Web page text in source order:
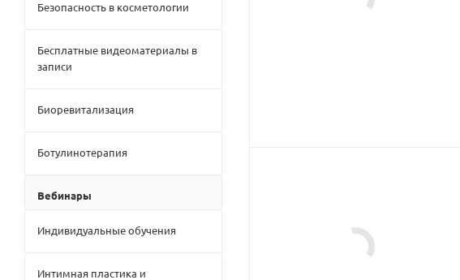
Безопасность в косметологии
Бесплатные видеоматериалы в
записи
Биоревитализация
Ботулинотерапия
Вебинары
Индивидуальные обучения
Интимная пластика и